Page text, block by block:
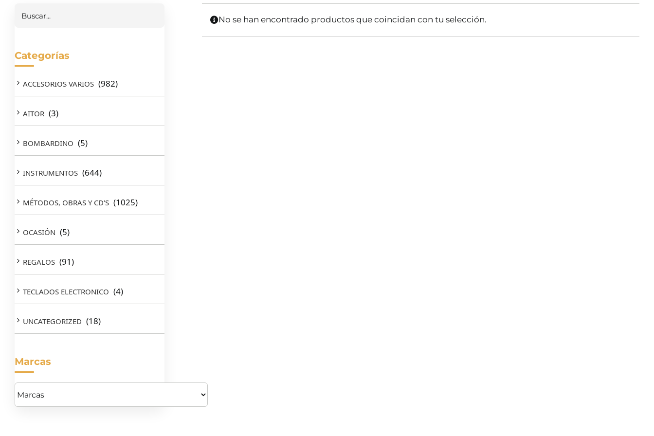
No se han encontrado productos que coincidan con tu selección.
Categorías
ACCESORIOS VARIOS (982)
AITOR (3)
BOMBARDINO (5)
INSTRUMENTOS (644)
MÉTODOS, OBRAS Y CD'S (1025)
OCASIÓN (5)
REGALOS (91)
TECLADOS ELECTRONICO (4)
UNCATEGORIZED (18)
Marcas